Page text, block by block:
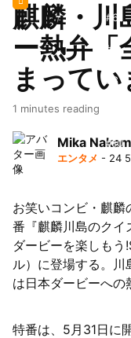
の真
元社
界良
#6
の
由に
#7
調整
#8
ンク
「人
#10
63者
麒麟・川
ー熱弁「
まってい
1 minutes reading
Mika
エンタメ - 24
お笑いコンビ・麒
番『麒麟川島のク
ダービーを楽しも
ル）に登場する。
は日本ダービーへの
特番は、5月31日に